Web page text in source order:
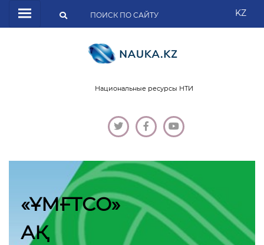
KZ
Национальные ресурсы НТИ
«ҰМҒТСО»
АҚ